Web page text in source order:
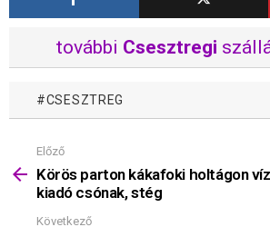
további Csesztregi
CSESZTREG
Mutass
többet
Előző
Körös parton kákafoki holtágon
kiadó csónak, stég
Következő